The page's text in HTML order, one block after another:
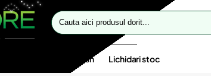
Cauta
aici
Oferte flash Lichidari stoc